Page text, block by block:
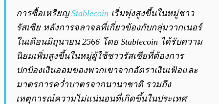
การซื้อเหรียญStablecoin เริ่มพุ่งสูงขึ้นในหมู่ชาว
รัสเซีย หลังการจลาจลที่เกี่ยวข้องกับกลุ่มวากเนอร์
ในเดือนมิถุนายน 2566 โดย Stablecoin ได้รับความ
นิยมเพิ่มสูงขึ้นในหมู่ผู้ใช้ชาวรัสเซียที่ต้องการ
ปกป้องเงินออมของพวกเขาจากอัตราเงินเฟ้อและ
มาตรการคว่ำบาตรจากนานาชาติ รวมถึง
เหตุการณ์ความไม่แน่นอนที่เกิดขึ้นในประเทศ